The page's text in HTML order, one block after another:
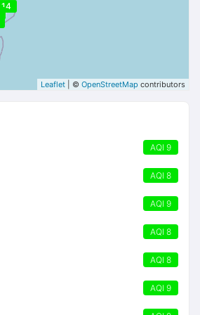
14
Leaflet | © OpenStreetMap contributors
AQI 9
AQI 8
AQI 9
AQI 8
AQI 8
AQI 9